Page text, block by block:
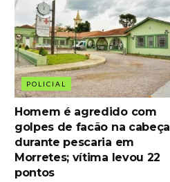
POLICIAL
Homem é agredido com
golpes de facão na cabeça
durante pescaria em
Morretes; vítima levou 22
pontos